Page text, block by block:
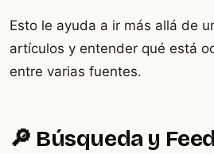
Esto le ayuda a ir más allá de
artículos y entender qué está
entre varias fuentes.
🔎 Búsqueda y